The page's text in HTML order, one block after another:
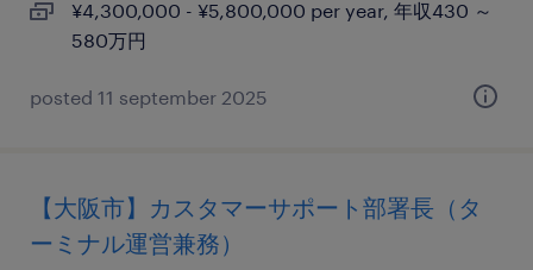
¥4,300,000 - ¥5,800,000 per year, 年収430 ～
580万円
posted 11 september 2025
【大阪市】カスタマーサポート部署長（タ
ーミナル運営兼務）